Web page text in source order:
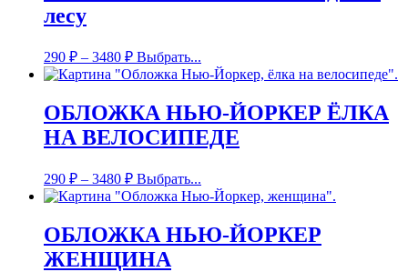
лесу
290 ₽ – 3480 ₽ Выбрать...
ОБЛОЖКА НЬЮ-ЙОРКЕР ЁЛКА
НА ВЕЛОСИПЕДЕ
290 ₽ – 3480 ₽ Выбрать...
ОБЛОЖКА НЬЮ-ЙОРКЕР
ЖЕНЩИНА